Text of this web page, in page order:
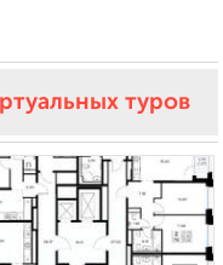
туров